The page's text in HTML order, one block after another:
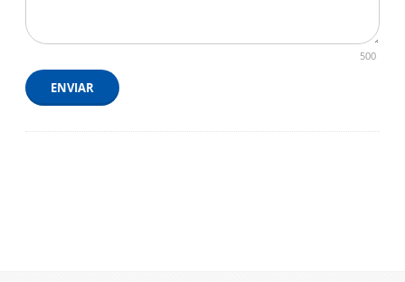
500
ENVIAR